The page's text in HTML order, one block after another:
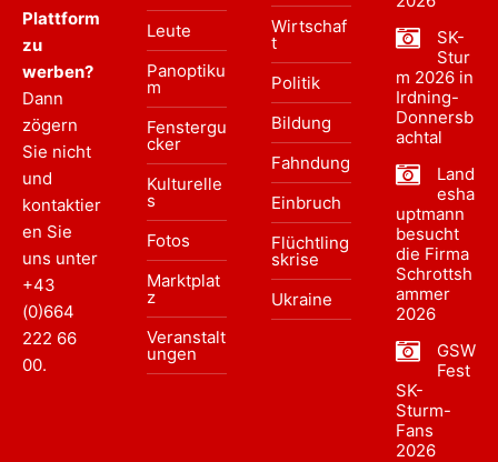
Plattform
zu
werben?
Dann
zögern
Sie nicht
und
kontaktier
en Sie
uns unter
+43
(0)664
222 66
00.
Leute
Panoptiku
m
Fenstergu
cker
Kulturelle
s
Fotos
Marktplat
z
Veranstalt
ungen
Wirtschaf
t
Politik
Bildung
Fahndung
Einbruch
Flüchtling
skrise
Ukraine
SK-
Stur
m 2026 in
Irdning-
Donnersb
achtal
Land
esha
uptmann
besucht
die Firma
Schrottsh
ammer
2026
GSW
Fest
SK-
Sturm-
Fans
2026